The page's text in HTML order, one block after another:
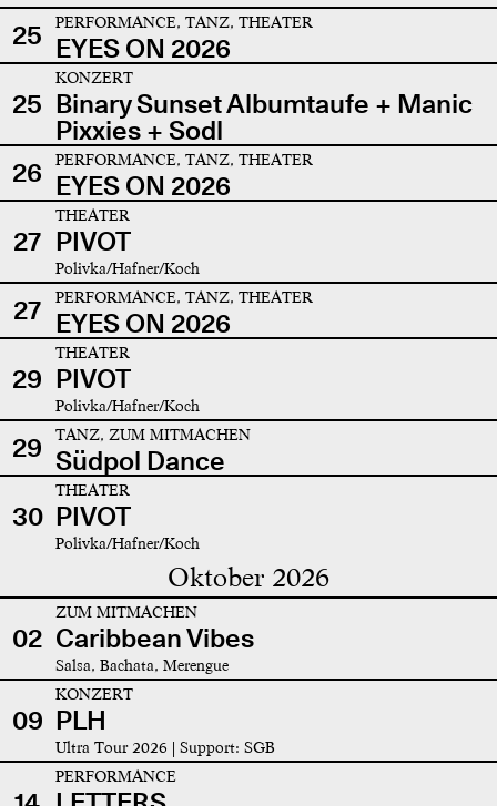
25 PERFORMANCE, TANZ, THEATER
EYES ON 2026
25
KONZERT
Binary Sunset Albumtaufe + Manic
Pixxies + Sodl
26
PERFORMANCE, TANZ, THEATER
EYES ON 2026
27
THEATER
PIVOT
Polivka/Hafner/Koch
27 PERFORMANCE, TANZ, THEATER
EYES ON 2026
29
THEATER
PIVOT
Polivka/Hafner/Koch
29 TANZ, ZUM MITMACHEN
Südpol Dance
30
THEATER
PIVOT
Polivka/Hafner/Koch
Oktober 2026
02
ZUM MITMACHEN
Caribbean Vibes
Salsa, Bachata, Merengue
09
KONZERT
PLH
Ultra Tour 2026 | Support: SGB
PERFORMANCE